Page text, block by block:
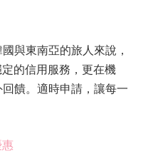
與東南亞的旅人來說，
的信用服務，更在機
饋。適時申請，讓每一